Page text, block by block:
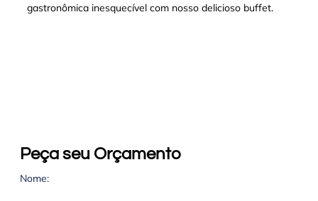
gastronômica inesquecível com nosso delicioso buffet.
Peça seu Orçamento
Nome: